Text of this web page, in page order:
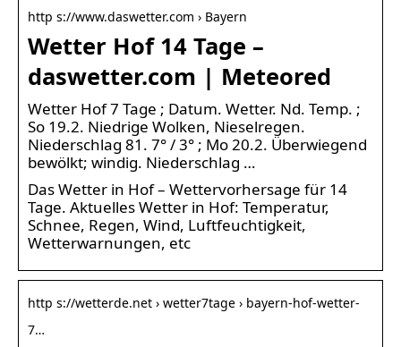
http s://www.daswetter.com › Bayern
Wetter Hof 14 Tage –
daswetter.com | Meteored
Wetter Hof 7 Tage ; Datum. Wetter. Nd. Temp. ;
So 19.2. Niedrige Wolken, Nieselregen.
Niederschlag 81. 7° / 3° ; Mo 20.2. Überwiegend
bewölkt; windig. Niederschlag …
Das Wetter in Hof – Wettervorhersage für 14
Tage. Aktuelles Wetter in Hof: Temperatur,
Schnee, Regen, Wind, Luftfeuchtigkeit,
Wetterwarnungen, etc
http s://wetterde.net › wetter7tage › bayern-hof-wetter-
7…